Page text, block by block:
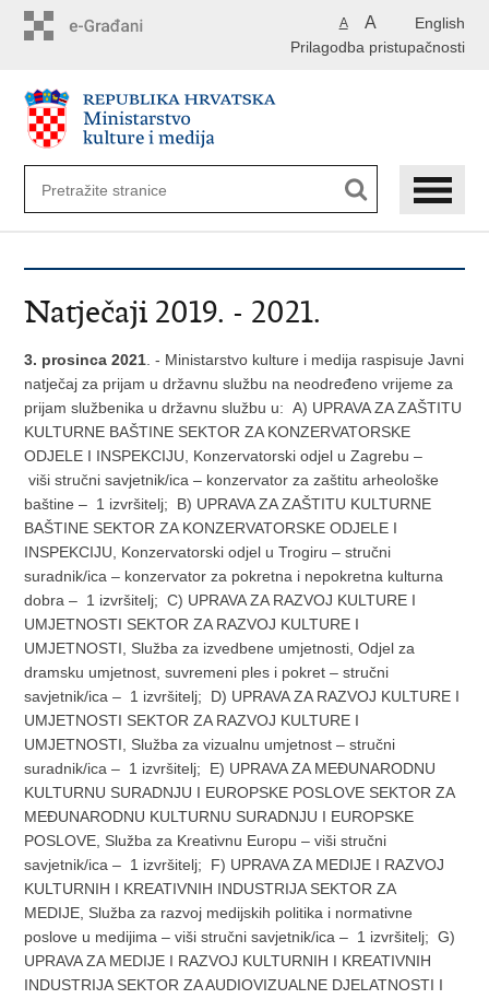
English
A A
Prilagodba pristupačnosti
Natječaji 2019. - 2021.
3. prosinca 2021 . - Ministarstvo kulture i medija raspisuje Javni
natječaj za prijam u državnu službu na neodređeno vrijeme za
prijam službenika u državnu službu u: A) UPRAVA ZA ZAŠTITU
KULTURNE BAŠTINE SEKTOR ZA KONZERVATORSKE
ODJELE I INSPEKCIJU, Konzervatorski odjel u Zagrebu –
viši stručni savjetnik/ica – konzervator za zaštitu arheološke
baštine – 1 izvršitelj; B) UPRAVA ZA ZAŠTITU KULTURNE
BAŠTINE SEKTOR ZA KONZERVATORSKE ODJELE I
INSPEKCIJU, Konzervatorski odjel u Trogiru – stručni
suradnik/ica – konzervator za pokretna i nepokretna kulturna
dobra – 1 izvršitelj; C) UPRAVA ZA RAZVOJ KULTURE I
UMJETNOSTI SEKTOR ZA RAZVOJ KULTURE I
UMJETNOSTI, Služba za izvedbene umjetnosti, Odjel za
dramsku umjetnost, suvremeni ples i pokret – stručni
savjetnik/ica – 1 izvršitelj; D) UPRAVA ZA RAZVOJ KULTURE I
UMJETNOSTI SEKTOR ZA RAZVOJ KULTURE I
UMJETNOSTI, Služba za vizualnu umjetnost – stručni
suradnik/ica – 1 izvršitelj; E) UPRAVA ZA MEĐUNARODNU
KULTURNU SURADNJU I EUROPSKE POSLOVE SEKTOR ZA
MEĐUNARODNU KULTURNU SURADNJU I EUROPSKE
POSLOVE, Služba za Kreativnu Europu – viši stručni
savjetnik/ica – 1 izvršitelj; F) UPRAVA ZA MEDIJE I RAZVOJ
KULTURNIH I KREATIVNIH INDUSTRIJA SEKTOR ZA
MEDIJE, Služba za razvoj medijskih politika i normativne
poslove u medijima – viši stručni savjetnik/ica – 1 izvršitelj; G)
UPRAVA ZA MEDIJE I RAZVOJ KULTURNIH I KREATIVNIH
INDUSTRIJA SEKTOR ZA AUDIOVIZUALNE DJELATNOSTI I